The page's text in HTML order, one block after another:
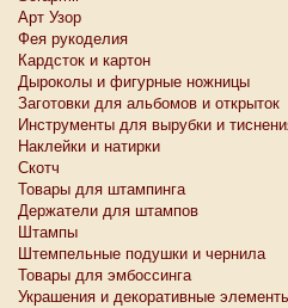
Арт Узор
Фея рукоделия
Кардсток и картон
Дыроколы и фигурные ножницы
Заготовки для альбомов и открыток
Инструменты для вырубки и
Наклейки и натирки
Скотч
Товары для штампинга
Держатели для штампов
Штампы
Штемпельные подушки и чернила
Товары для эмбоссинга
Украшения и декоративные